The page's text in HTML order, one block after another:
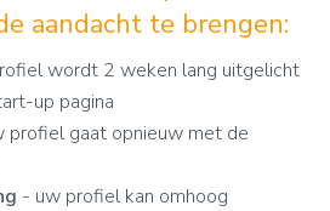
aandacht te brengen:
wordt 2 weken lang uitgelicht
up pagina
profiel gaat opnieuw met de
- uw profiel kan omhoog